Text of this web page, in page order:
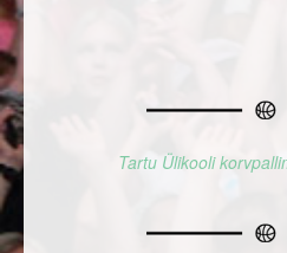
Tartu Ülikooli